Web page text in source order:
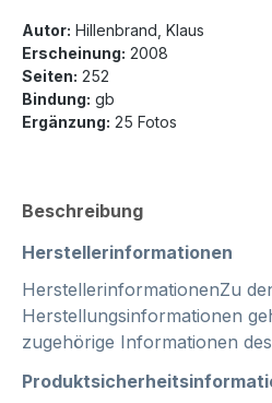
Autor: Hillenbrand, Klaus
Erscheinung: 2008
Seiten: 252
Bindung: gb
Ergänzung: 25 Fotos
Beschreibung
Herstellerinformationen
HerstellerinformationenZu
Herstellungsinformationen
zugehörige Informationen